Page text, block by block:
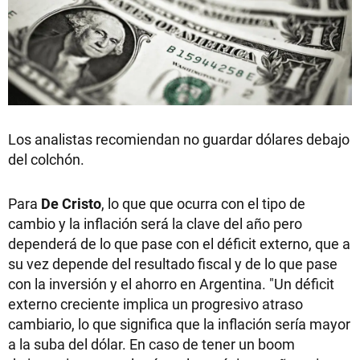
Los analistas recomiendan no guardar dólares debajo
del colchón.
Para De Cristo, lo que que ocurra con el tipo de
cambio y la inflación será la clave del año pero
dependerá de lo que pase con el déficit externo, que a
su vez depende del resultado fiscal y de lo que pase
con la inversión y el ahorro en Argentina. "Un déficit
externo creciente implica un progresivo atraso
cambiario, lo que significa que la inflación sería mayor
a la suba del dólar. En caso de tener un boom